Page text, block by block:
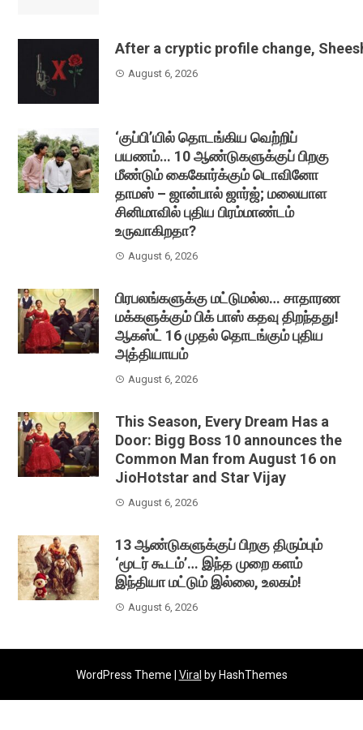
After a cryptic profile change,
August 6, 2026
‘குப்பி’யில் தொடங்கிய வெற்றிப்
பயணம்… 10 ஆண்டுகளுக்குப் பிறகு
மீண்டும் கைகோர்க்கும் டொவினோ
தாமஸ் – ஜான்பால் ஜார்ஜ்; மலையாள
சினிமாவில் புதிய பிரம்மாண்டம்
உருவாகிறதா?
August 6, 2026
பிரபலங்களுக்கு மட்டுமல்ல… சாதாரண
மக்களுக்கும் பிக் பாஸ் கதவு திறந்தது!
ஆகஸ்ட் 16 முதல் தொடங்கும் புதிய
அத்தியாயம்
August 6, 2026
This Season, Every Dream Has a
Door: Bigg Boss 10 announces the
Common Man from August 16 on
JioHotstar and Star Vijay
August 6, 2026
13 ஆண்டுகளுக்குப் பிறகு திரும்பும்
‘மூடர் கூடம்’… இந்த முறை களம்
இந்தியா மட்டும் இல்லை, உலகம்!
August 6, 2026
WordPress Theme | Viral by HashThemes